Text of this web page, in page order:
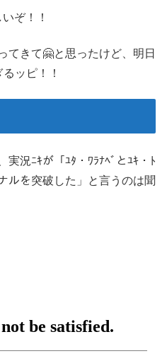
ぞ！！
てきて🤗と思ったけど、明日
ッピ！！
況ﾆｷが「ﾕﾀ・ﾜﾗﾅﾍﾞとﾕｷ・ﾄ
ルを突破した」と言うのは聞